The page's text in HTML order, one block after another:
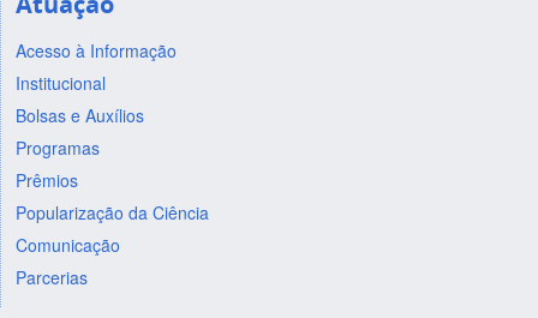
Acesso à Informação
Institucional
Bolsas e Auxílios
Programas
Prêmios
Popularização da Ciência
Comunicação
Parcerias